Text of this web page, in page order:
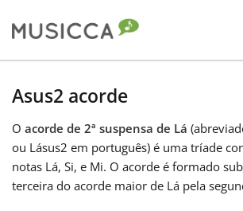
Български
Dansk
Asus2 acorde
O acorde de 2ª suspensa de Lá
ou Lásus2 em português) é uma tríade
notas Lá, Si, e Mi. O acorde é formado
terceira do acorde maior de Lá pela